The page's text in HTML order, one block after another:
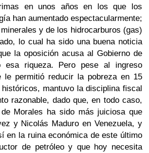
en unos años en los que los
han aumentado espectacularmente;
y de los hidrocarburos (gas)
lo cual ha sido una buena noticia
la oposición acusa al Gobierno de
esa riqueza. Pero pese al ingreso
le permitió reducir la pobreza en 15
mantuvo la disciplina fiscal
razonable, dado que, en todo caso,
Morales ha sido más juiciosa que
y Nicolás Maduro en Venezuela, y
en la ruina económica de este último
de petróleo y que hoy necesita